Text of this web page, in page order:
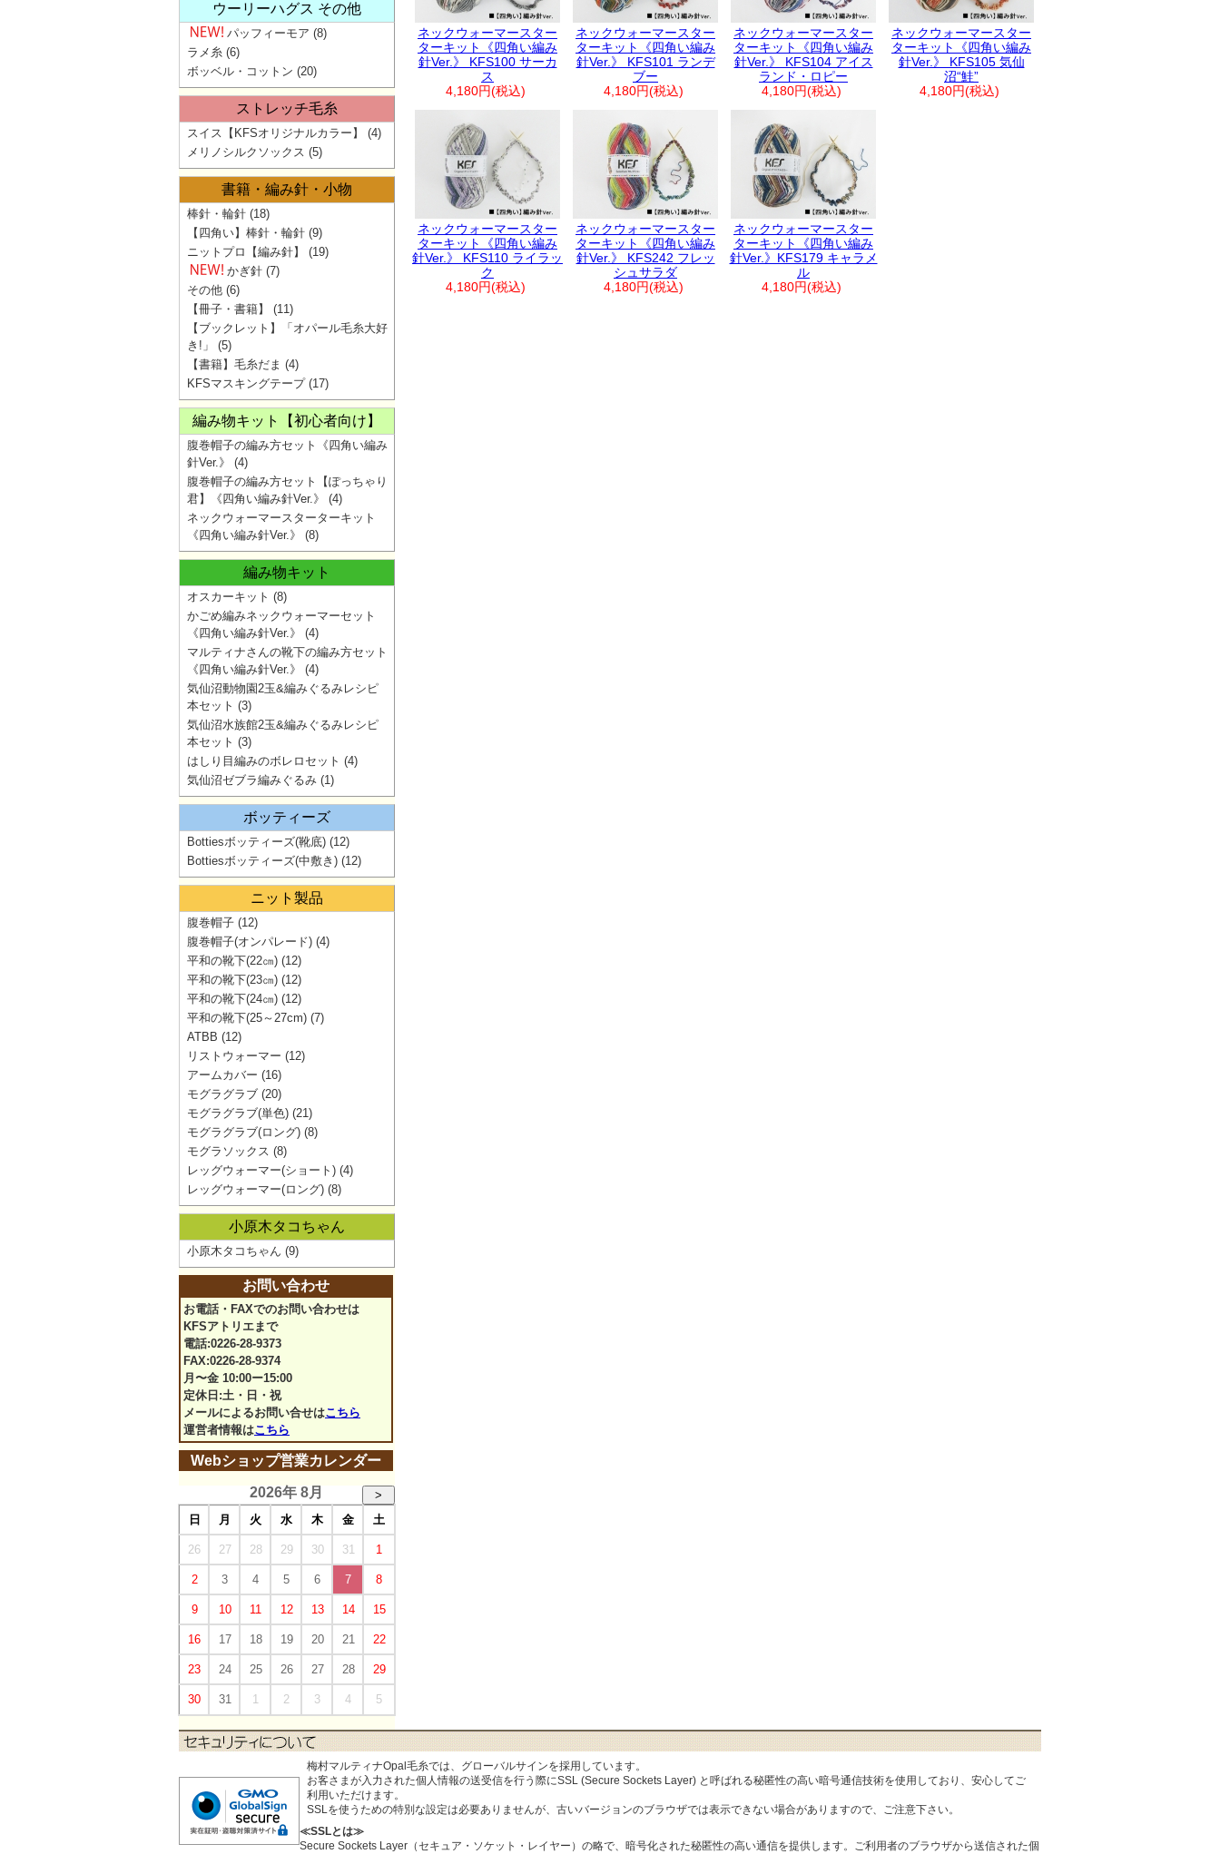
ネックウォーマースター
ターキット《四角い編み
針Ver.》 KFS100 サーカ
ス
4,180円(税込)
ネックウォーマースター
ターキット《四角い編み
針Ver.》 KFS101 ランデ
ブー
4,180円(税込)
ネックウォーマースター
ターキット《四角い編み
針Ver.》 KFS104 アイス
ランド・ロピー
4,180円(税込)
ネックウォーマースター
ターキット《四角い編み
針Ver.》 KFS105 気仙
沼“鮭”
4,180円(税込)
ネックウォーマースター
ターキット《四角い編み
針Ver.》 KFS110 ライラッ
ク
4,180円(税込)
ネックウォーマースター
ターキット《四角い編み
針Ver.》 KFS242 フレッ
シュサラダ
4,180円(税込)
ネックウォーマースター
ターキット《四角い編み
針Ver.》KFS179 キャラメ
ル
4,180円(税込)
ウーリーハグス その他
パッフィーモア (8)
ラメ糸 (6)
ボッベル・コットン (20)
ストレッチ毛糸
スイス【KFSオリジナルカラー】
(4)
メリノシルクソックス (5)
書籍・編み針・小物
棒針・輪針 (18)
【四角い】棒針・輪針 (9)
ニットプロ【編み針】
(19)
かぎ針 (7)
その他 (6)
【冊子・書籍】
(11)
【ブックレット】「オパール毛糸大好
き!」
(5)
【書籍】毛糸だま (4)
KFSマスキングテープ(17)
編み物キット【初心者向け】
腹巻帽子の編み方セット《四角い編み
針Ver.》
(4)
腹巻帽子の編み方セット【ぽっちゃり
君】《四角い編み針Ver.》
(4)
ネックウォーマースターターキット
《四角い編み針Ver.》
(8)
編み物キット
オスカーキット (8)
かごめ編みネックウォーマーセット
《四角い編み針Ver.》
(4)
マルティナさんの靴下の編み方セット
《四角い編み針Ver.》
(4)
気仙沼動物園2玉&編みぐるみレシピ
本セット (3)
気仙沼水族館2玉&編みぐるみレシピ
本セット (3)
はしり目編みのボレロセット (4)
気仙沼ゼブラ編みぐるみ (1)
ボッティーズ
Bottiesボッティーズ(靴底) (12)
Bottiesボッティーズ(中敷き) (12)
ニット製品
腹巻帽子 (12)
腹巻帽子(オンパレード) (4)
平和の靴下(22㎝) (12)
平和の靴下(23㎝) (12)
平和の靴下(24㎝) (12)
平和の靴下(25～27cm) (7)
ATBB (12)
リストウォーマー (12)
アームカバー (16)
モグラグラブ (20)
モグラグラブ(単色) (21)
モグラグラブ(ロング) (8)
モグラソックス (8)
レッグウォーマー(ショート) (4)
レッグウォーマー(ロング) (8)
小原木タコちゃん
小原木タコちゃん (9)
お問い合わせ
お電話・FAXでのお問い合わせは
KFSアトリエまで
電話:0226-28-9373
FAX:0226-28-9374
月〜金 10:00ー15:00
定休日:土・日・祝
メールによるお問い合せはこちら
運営者情報はこちら
Webショップ営業カレンダー
2026年 8月
>
日
月 火 水 木 金 土
26 27 28 29 30 31 1
2 3 4 5 6 7 8
9 10 11 12 13 14 15
16 17 18 19 20 21 22
23 24 25 26 27 28 29
30 31 1 2 3 4 5
梅村マルティナOpal毛糸では、グローバルサインを採用しています。
お客さまが入力された個人情報の送受信を行う際にSSL (Secure Sockets Layer) と呼ばれる秘匿性の高い暗号通信技術を使用しており、安心してご
利用いただけます。
SSLを使うための特別な設定は必要ありませんが、古いバージョンのブラウザでは表示できない場合がありますので、ご注意下さい。
≪SSLとは≫
Secure Sockets Layer（セキュア・ソケット・レイヤー）の略で、暗号化された秘匿性の高い通信を提供します。ご利用者のブラウザから送信された個